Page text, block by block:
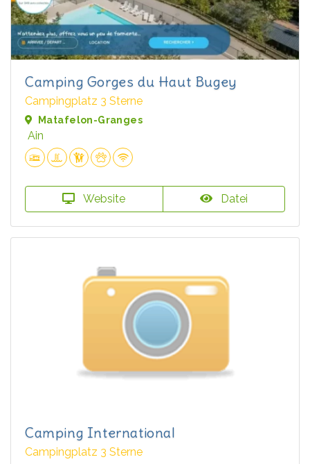
Camping Gorges du Haut Bugey
Campingplatz 3 Sterne
Matafelon-Granges
Ain
Website Datei
Camping International
Campingplatz 3 Sterne